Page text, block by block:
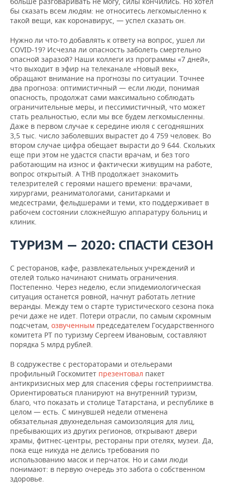
бы сказать всем людям: не относитесь легкомысленно к
такой вещи, как коронавирус, — успел сказать он.
Нужно ли что-то добавлять к ответу на вопрос, ушел ли
COVID-19? Исчезла ли опасность заболеть смертельно
опасной заразой? Наши коллеги из программы «7 дней»,
что выходит в эфир на телеканале «Новый век»,
обращают внимание на прогнозы по ситуации. Точнее
два прогноза: оптимистичный — если люди, понимая
опасность, продолжат сами максимально соблюдать
ограничительные меры, и пессимистичный, что может
стать реальностью, если мы все будем легкомысленны.
Даже в первом случае к середине июля с сегодняшних
3,5 тыс. число заболевших вырастет до 4 759 человек. Во
втором случае цифра обещает вырасти до 9 644. Скольких
еще при этом не удастся спасти врачам, и без того
работающим на износ и фактически живущим на работе,
вопрос открытый. А ТНВ продолжает знакомить
телезрителей с героями нашего времени: врачами,
хирургами, реаниматологами, санитарками и
медсестрами, фельдшерами и теми, кто поддерживает в
рабочем состоянии сложнейшую аппаратуру больниц и
клиник.
ТУРИЗМ — 2020: СПАСТИ СЕЗОН
С ресторанов, кафе, развлекательных учреждений и
отелей только начинают снимать ограничения.
Постепенно. Через неделю, если эпидемиологическая
ситуация останется ровной, начнут работать летние
веранды. Между тем о старте туристического сезона пока
речи даже не идет. Потери отрасли, по самым скромным
подсчетам, озвученным председателем Государственного
комитета РТ по туризму Сергеем Ивановым, составляют
порядка 5 млрд рублей.
В содружестве с рестораторами и отельерами
профильный Госкомитет презентовал пакет
антикризисных мер для спасения сферы гостеприимства.
Ориентироваться планируют на внутренний туризм,
благо, что показать и столице Татарстана, и республике в
целом — есть. С минувшей недели отменена
обязательная двухнедельная самоизоляция для лиц,
пребывающих из других регионов, открывают двери
храмы, фитнес-центры, рестораны при отелях, музеи. Да,
пока еще никуда не делись требования по
использованию масок и перчаток. Но и сами люди
понимают: в первую очередь это забота о собственном
здоровье.